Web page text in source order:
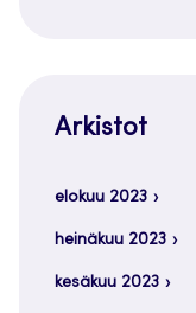
Arkistot
elokuu 2023
heinäkuu 2023
kesäkuu 2023